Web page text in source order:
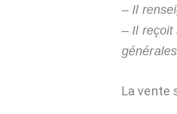
– Il
– Il reçoit
La vente